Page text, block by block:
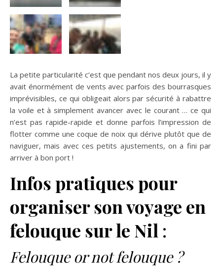
La petite particularité c’est que pendant nos deux jours, il y
avait énormément de vents avec parfois des bourrasques
imprévisibles, ce qui obligeait alors par sécurité à rabattre
la voile et à simplement avancer avec le courant … ce qui
n’est pas rapide-rapide et donne parfois l’impression de
flotter comme une coque de noix qui dérive plutôt que de
naviguer, mais avec ces petits ajustements, on a fini par
arriver à bon port !
Infos pratiques pour
organiser son voyage en
felouque sur le Nil :
Felouque or not felouque ?